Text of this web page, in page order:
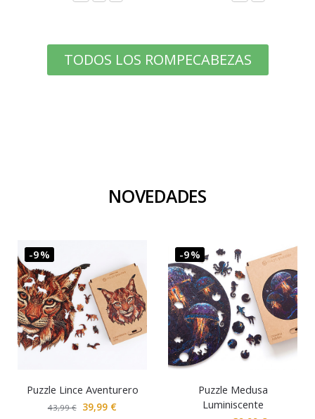
TODOS LOS ROMPECABEZAS
NOVEDADES
-9%
Puzzle Lince Aventurero
43,99€ 39,99 €
-9%
Puzzle Medusa
Luminiscente